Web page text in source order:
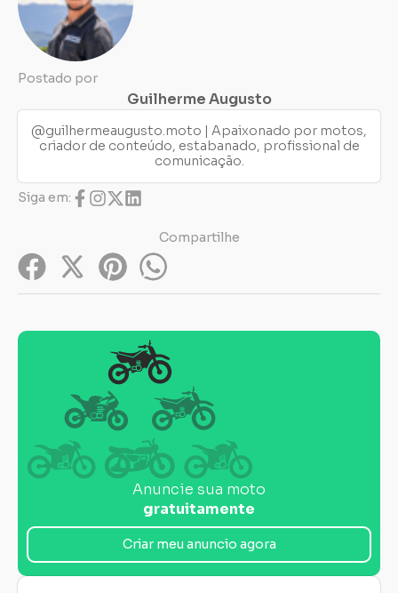
Postado por
Guilherme Augusto
@guilhermeaugusto.moto | Apaixonado por motos,
criador de conteúdo, estabanado, profissional de
comunicação.
Siga em:
Compartilhe
Anuncie sua moto
gratuitamente
Criar meu anuncio agora